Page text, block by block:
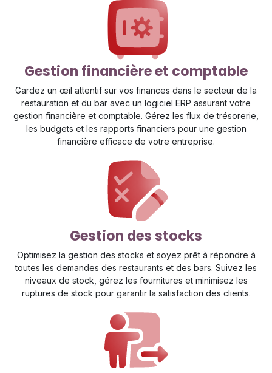
Gestion financière et comptable
Gardez un œil attentif sur vos finances dans le secteur de la
restauration et du bar avec un logiciel ERP assurant votre
gestion financière et comptable. Gérez les flux de trésorerie,
les budgets et les rapports financiers pour une gestion
financière efficace de votre entreprise.
Gestion des stocks
Optimisez la gestion des stocks et soyez prêt à répondre à
toutes les demandes des restaurants et des bars. Suivez les
niveaux de stock, gérez les fournitures et minimisez les
ruptures de stock pour garantir la satisfaction des clients.